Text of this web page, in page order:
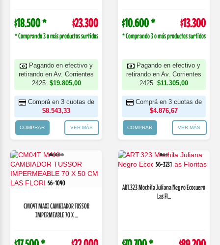
$18.500 * $23.300
* Comprando 3 o más productos surtidos
Pagando en efectivo y
retirando en Av. Corrientes
2425: $19.805,00
Comprá en 3 cuotas de
$8.543,33
COMPRAR VER MÁS
$10.600 * $13.300
* Comprando 3 o más productos surtidos
Pagando en efectivo y
retirando en Av. Corrientes
2425: $11.305,00
Comprá en 3 cuotas de
$4.876,67
COMPRAR VER MÁS
56-1040
CM04T MAXI CAMBIADOR TUSSOR
IMPERMEABLE 70 X ...
56-3231
ART.323 Mochila Juliana Negro Ecocuero
Las Fl...